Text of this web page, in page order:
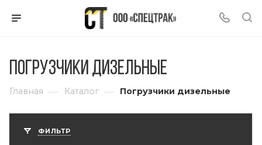
Погрузчики дизельные
Главная — Каталог — Погрузчики дизельные
ФИЛЬТР